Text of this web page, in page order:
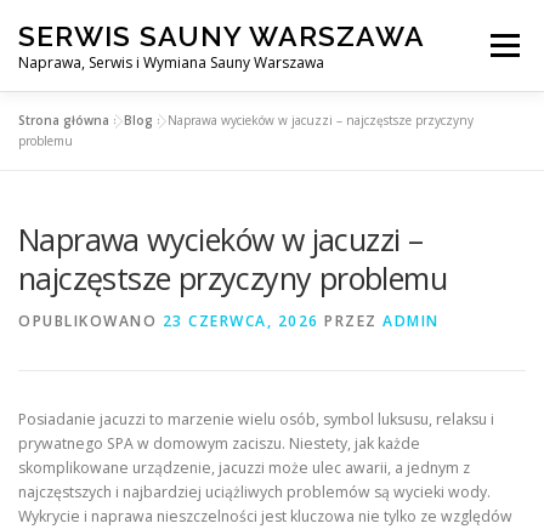
treści
SERWIS SAUNY WARSZAWA
Naprawa, Serwis i Wymiana Sauny Warszawa
Menu
SERWIS DO SAUNY WARSZAWA
Strona główna »Blog »Naprawa wycieków w jacuzzi – najczęstsze przyczyny
problemu
Naprawa wycieków w jacuzzi –
najczęstsze przyczyny problemu
OPUBLIKOWANO 23 CZERWCA, 2026 PRZEZ ADMIN
Posiadanie jacuzzi to marzenie wielu osób, symbol luksusu, relaksu i
prywatnego SPA w domowym zaciszu. Niestety, jak każde
skomplikowane urządzenie, jacuzzi może ulec awarii, a jednym z
najczęstszych i najbardziej uciążliwych problemów są wycieki wody.
Wykrycie i naprawa nieszczelności jest kluczowa nie tylko ze względów